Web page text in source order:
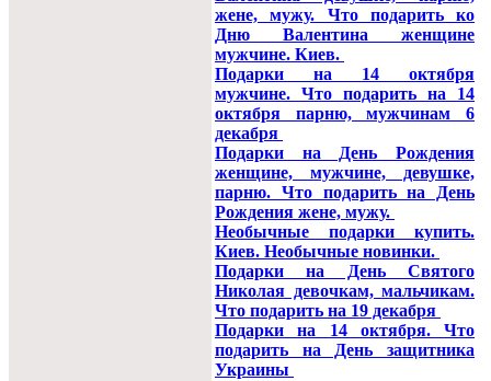
жене, мужу. Что подарить ко
Дню Валентина женщине
мужчине. Киев.
Подарки на 14 октября
мужчине. Что подарить на 14
октября парню, мужчинам 6
декабря
Подарки на День Рождения
женщине, мужчине, девушке,
парню. Что подарить на День
Рождения жене, мужу.
Необычные подарки купить.
Киев. Необычные новинки.
Подарки на День Святого
Николая девочкам, мальчикам.
Что подарить на 19 декабря
Подарки на 14 октября. Что
подарить на День защитника
Украины